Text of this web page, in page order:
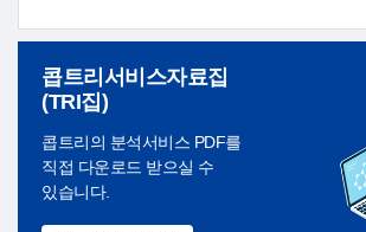
콥트리서비스자료집
(TRI집)
콥트리의 분석서비스 PDF를
직접 다운로드 받으실 수
있습니다.